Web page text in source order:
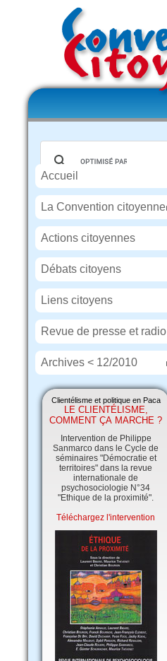
Accueil
La Convention citoyenne
Actions citoyennes
Débats citoyens
Liens citoyens
Revue de presse et radio
Archives < 12/2010
Clientélisme et politique en Paca
LE CLIENTÉLISME,
COMMENT ÇA MARCHE ?
Intervention de Philippe
Sanmarco dans le Cycle de
séminaires "Démocratie et
territoires" dans la revue
internationale de
psychosociologie N°34
"Ethique de la proximité".
Téléchargez l'intervention